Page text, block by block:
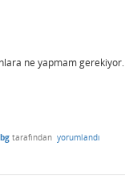
ne yapmam gerekiyor.
tarafından yorumlandı